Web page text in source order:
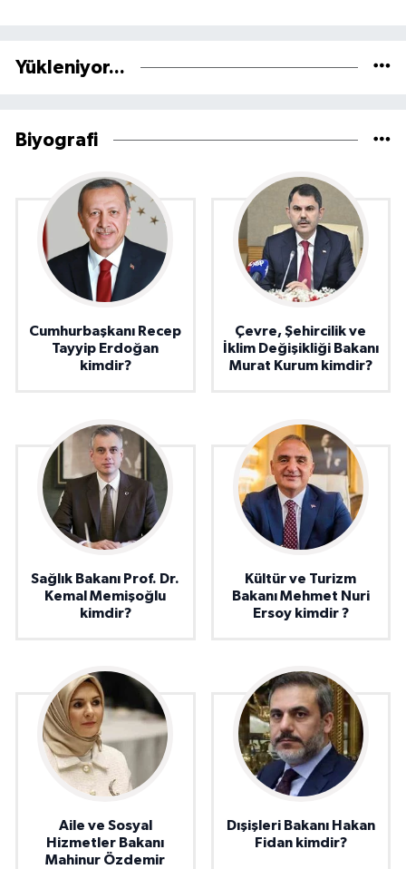
Yükleniyor...
Biyografi
Cumhurbaşkanı Recep
Tayyip Erdoğan
kimdir?
Çevre, Şehircilik ve
İklim Değişikliği Bakanı
Murat Kurum kimdir?
Sağlık Bakanı Prof. Dr.
Kemal Memişoğlu
kimdir?
Kültür ve Turizm
Bakanı Mehmet Nuri
Ersoy kimdir ?
Aile ve Sosyal
Hizmetler Bakanı
Mahinur Özdemir
Dışişleri Bakanı Hakan
Fidan kimdir?